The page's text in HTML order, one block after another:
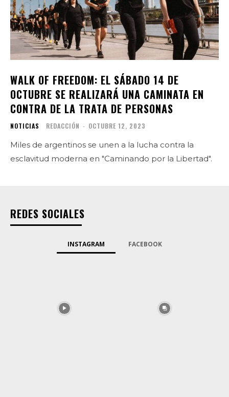
WALK OF FREEDOM: EL SÁBADO 14 DE
OCTUBRE SE REALIZARÁ UNA CAMINATA EN
CONTRA DE LA TRATA DE PERSONAS
NOTICIAS REDACCIÓN - OCTUBRE 12, 2023
Miles de argentinos se unen a la lucha contra la
esclavitud moderna en "Caminando por la Libertad".
REDES SOCIALES
INSTAGRAM FACEBOOK